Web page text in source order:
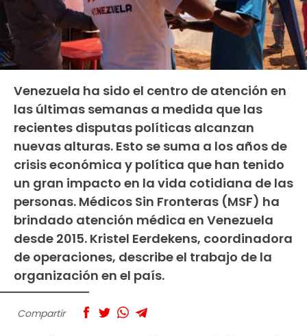
Venezuela ha sido el centro de atención en
las últimas semanas a medida que las
recientes disputas políticas alcanzan
nuevas alturas. Esto se suma a los años de
crisis económica y política que han tenido
un gran impacto en la vida cotidiana de las
personas. Médicos Sin Fronteras (MSF) ha
brindado atención médica en Venezuela
desde 2015. Kristel Eerdekens, coordinadora
de operaciones, describe el trabajo de la
organización en el país.
Compartir